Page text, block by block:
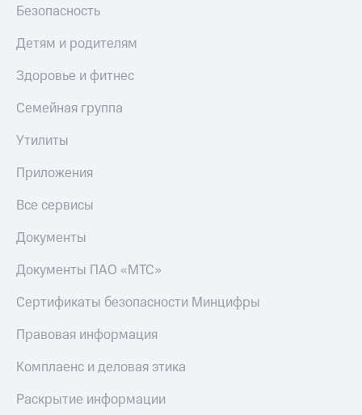
Безопасность
Детям и родителям
Здоровье и фитнес
Семейная группа
Утилиты
Приложения
Все сервисы
Документы
Документы ПАО «МТС»
Сертификаты безопасности Минцифры
Правовая информация
Комплаенс и деловая этика
Раскрытие информации